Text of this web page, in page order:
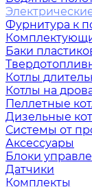
Фурнитура к
Баки
Котлы
Котлы на
Пеллетные
Дизельные
Системы от
Аксессуары
Блоки
Датчики
Комплекты